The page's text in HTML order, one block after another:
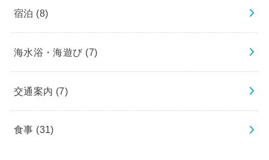
宿泊 (8)
海水浴・海遊び (7)
交通案内 (7)
食事 (31)